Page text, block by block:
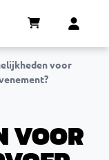
voor
VOOR